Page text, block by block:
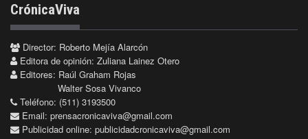
CrónicaViva
Director: Roberto Mejía Alarcón
Editora de opinión: Zuliana Lainez Otero
Editores: Raúl Graham Rojas
Walter Sosa Vivanco
Teléfono: (511) 3193500
Email: prensacronicaviva@gmail.com
Publicidad online: publicidadcronicaviva@gmail.com